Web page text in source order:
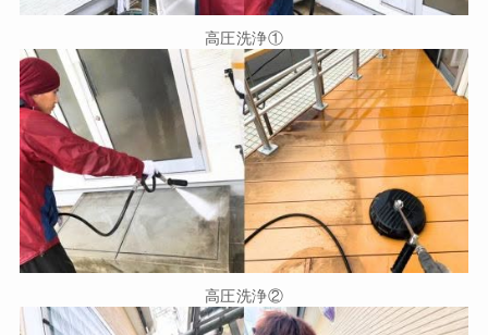
高圧洗浄①
高圧洗浄②